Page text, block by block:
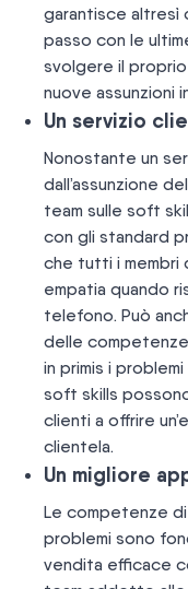
garantisce altresì
passo con le
svolgere il
nuove assunzioni
Un servizio
Nonostante un
dall’assunzione
team sulle soft
con gli standard
che tutti i membri
empatia quando
telefono. Può
delle
in primis i
soft skills
clienti a offrire
clientela.
Un migliore
Le competenze
problemi sono
vendita efficace